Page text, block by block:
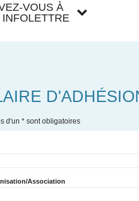
VOUS À
d'un *sont obligatoires
Association